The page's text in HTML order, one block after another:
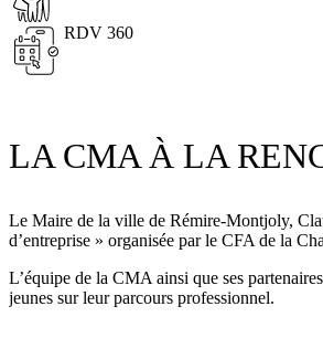
RDV 360
LA CMA À LA
Le Maire de la ville de Rémire-Montjoly,
d’entreprise » organisée par le CFA de la
L’équipe de la CMA ainsi que ses
jeunes sur leur parcours professionnel.